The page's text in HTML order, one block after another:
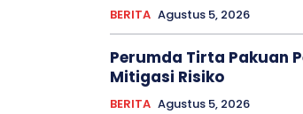
BERITA Agustus 5, 2026
Perumda Tirta Pakuan
Mitigasi Risiko
BERITA Agustus 5, 2026